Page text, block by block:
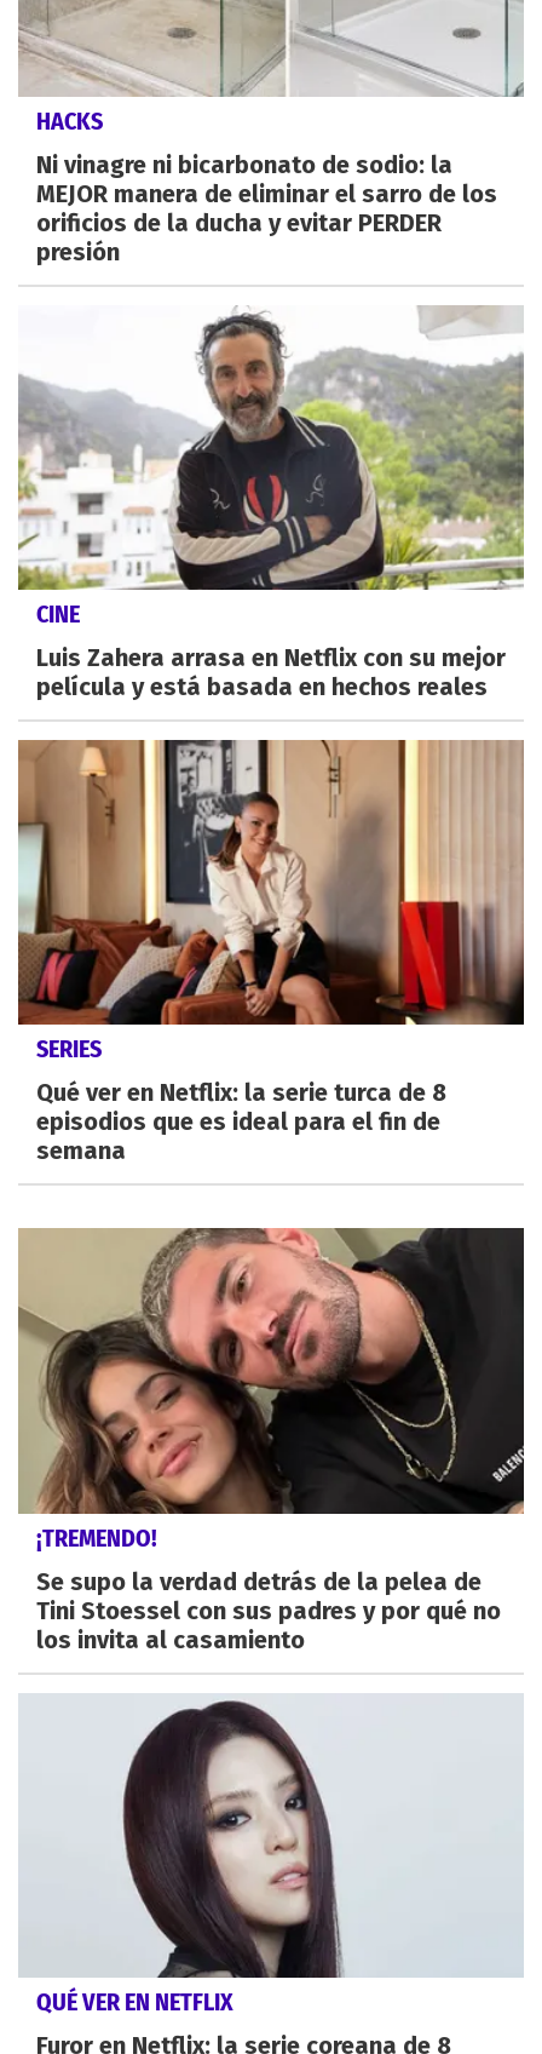
HACKS
Ni vinagre ni bicarbonato de sodio: la
MEJOR manera de eliminar el sarro de los
orificios de la ducha y evitar PERDER
presión
CINE
Luis Zahera arrasa en Netflix con su mejor
película y está basada en hechos reales
SERIES
Qué ver en Netflix: la serie turca de 8
episodios que es ideal para el fin de
semana
¡TREMENDO!
Se supo la verdad detrás de la pelea de
Tini Stoessel con sus padres y por qué no
los invita al casamiento
QUÉ VER EN NETFLIX
Furor en Netflix: la serie coreana de 8